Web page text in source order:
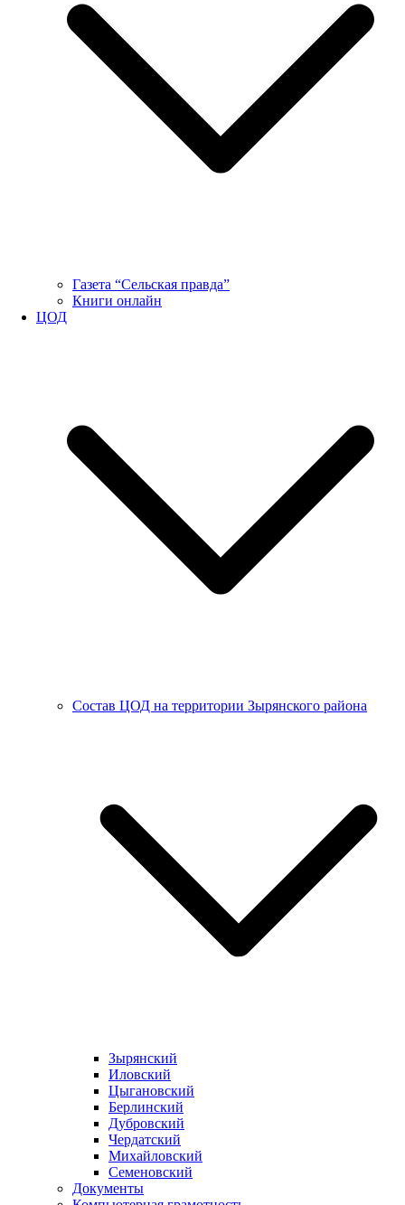
Газета “Сельская правда”
Книги онлайн
ЦОД
Состав ЦОД на территории Зырянского района
Зырянский
Иловский
Цыгановский
Берлинский
Дубровский
Чердатский
Михайловский
Семеновский
Документы